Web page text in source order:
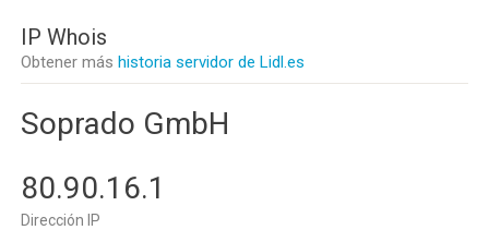
IP Whois
Obtener más historia servidor de Lidl.es
Soprado GmbH
80.90.16.1
Dirección IP